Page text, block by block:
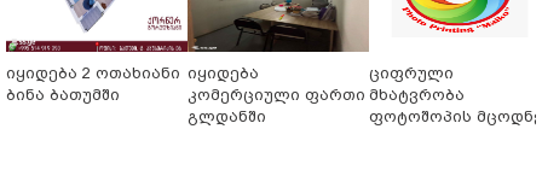
იყიდება 2 ოთახიანი
ბინა ბათუმში
იყიდება
კომერციული ფართი
გლდანში
ციფრული
მხატვრობა
ფოტოშოპის მცოდნე